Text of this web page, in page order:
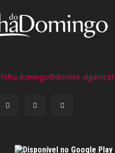
folha.domingo@diocese-algarve.pt